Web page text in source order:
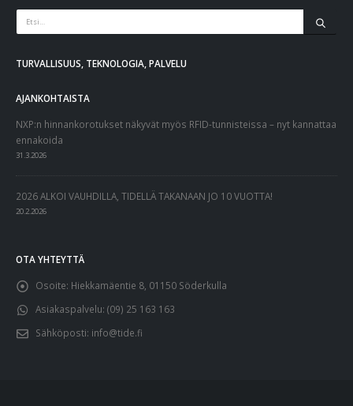
TURVALLISUUS, TEKNOLOGIA, PALVELU
AJANKOHTAISTA
NXP:n hinnankorotukset näkyvät myös RFID-tunnisteissa – nyt kannattaa
ennakoida
31.3.2026
2026 ALKOI VAUHDILLA, TIDELLÄ TAKANAAN JO 10 VUOTTA!
20.2.2026
OTA YHTEYTTÄ
Osoite: Hiekkamäentie 8, 01150 Söderkulla
Asiakaspalvelu: (09) 25 163 163
Sähköposti: info@tide.fi